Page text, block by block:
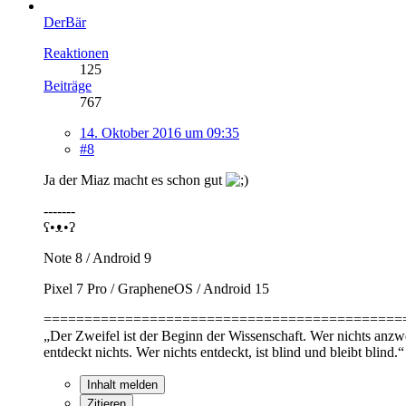
DerBär
Reaktionen
125
Beiträge
767
14. Oktober 2016 um 09:35
#8
Ja der Miaz macht es schon gut
-------
ʕ•ᴥ•ʔ
Note 8 / Android 9
Pixel 7 Pro / GrapheneOS / Android 15
„Der Zweifel ist der Beginn der Wissenschaft. Wer nichts
entdeckt nichts. Wer nichts entdeckt, ist blind und bleibt blind.“
Inhalt melden